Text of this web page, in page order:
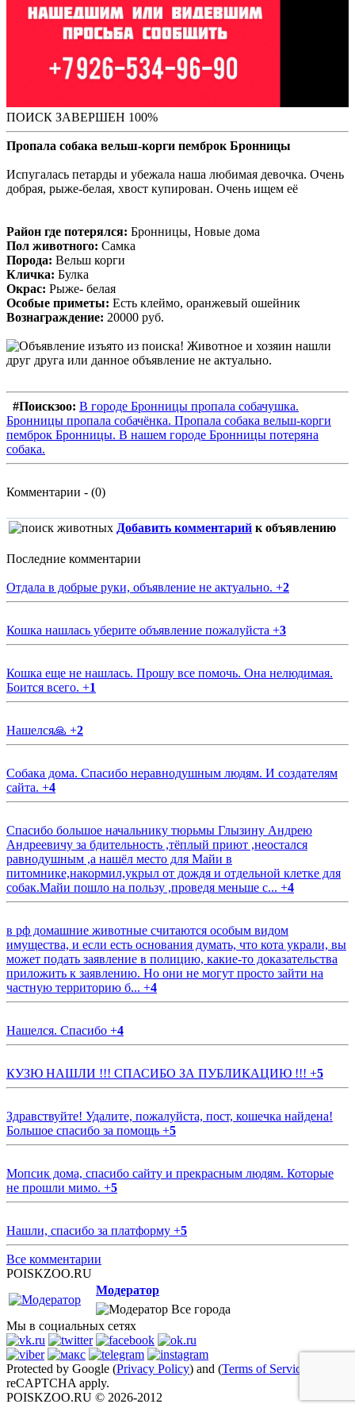
ПОИСК ЗАВЕРШЕН 100%
Пропала собака вельш-корги пемброк Бронницы
Испугалась петарды и убежала наша любимая девочка. Очень
добрая, рыже-белая, хвост купирован. Очень ищем её
Район где потерялся: Бронницы, Новые дома
Пол животного: Самка
Порода: Вельш корги
Кличка: Булка
Окрас: Рыже- белая
Особые приметы: Есть клеймо, оранжевый ошейник
Вознаграждение: 20000 руб.
#Поискзоо: В городе Бронницы пропала собачушка.
Бронницы пропала собачёнка. Пропала собака вельш-корги
пемброк Бронницы. В нашем городе Бронницы потеряна
собака.
Комментарии - (0)
Добавить комментарий к объявлению
Последние комментарии
Отдала в добрые руки, объявление не актуально. +2
Кошка нашлась уберите объявление пожалуйста +3
Кошка еще не нашлась. Прошу все помочь. Она нелюдимая.
Боится всего. +1
Нашелся🙏 +2
Собака дома. Спасибо неравнодушным людям. И создателям
сайта. +4
Спасибо большое начальнику тюрьмы Глызину Андрею
Андреевичу за бдительность ,тёплый приют ,неостался
равнодушным ,а нашёл место для Майи в
питомнике,накормил,укрыл от дождя и отдельной клетке для
собак.Майи пошло на пользу ,проведя меньше с... +4
в рф домашние животные считаются особым видом
имущества, и если есть основания думать, что кота украли, вы
может подать заявление в полицию, какие-то доказательства
приложить к заявлению. Но они не могут просто зайти на
частную территорию б... +4
Нашелся. Спасибо +4
КУЗЮ НАШЛИ !!! СПАСИБО ЗА ПУБЛИКАЦИЮ !!! +5
Здравствуйте! Удалите, пожалуйста, пост, кошечка найдена!
Большое спасибо за помощь +5
Мопсик дома, спасибо сайту и прекрасным людям. Которые
не прошли мимо. +5
Нашли, спасибо за платформу +5
Все комментарии
POISKZOO.RU
Модератор
Все города
Мы в социальных сетях
Protected by Google (Privacy Policy) and (Terms of Service
reCAPTCHA apply.
POISKZOO.RU © 2026-2012